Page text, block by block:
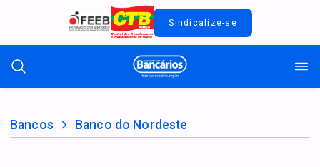
Sindicalize-se
Bancos Banco do Nordeste